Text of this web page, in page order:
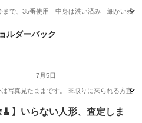
で、35番使用 中身は洗い済み 細かい残り
アケア 容器
ショルダーバック
7月5日
は写真見たままです。 ※取りに来られる方宜
グ ショルダーバック
🧹】いらない人形、査定しま